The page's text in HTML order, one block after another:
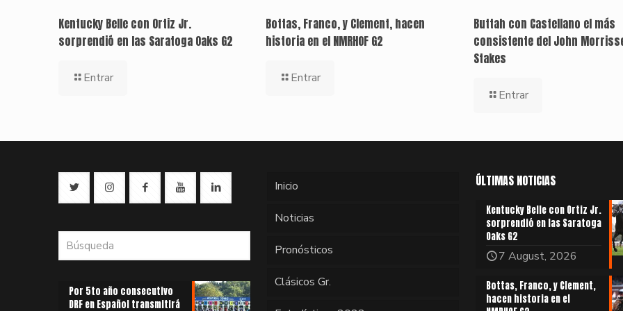
Kentucky Belle con Ortiz Jr.
sorprendió en las Saratoga Oaks G2
Entrar
Bottas, Franco, y Clement, hacen
historia en el NMRHOF G2
Entrar
Buttah con Castellano el más
consistente del John
Stakes
Entrar
Por 5to año consecutivo
DRF en Español transmitirá
Inicio
Noticias
Pronósticos
Clásicos Gr.
ÚLTIMAS NOTICIAS
Kentucky Belle con Ortiz Jr.
sorprendió en las Saratoga
Oaks G2
7 August, 2026
Bottas, Franco, y Clement,
hacen historia en el